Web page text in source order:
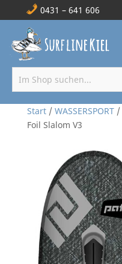
0431 – 641 606
Start/ WASSERSPORT/
Foil Slalom V3